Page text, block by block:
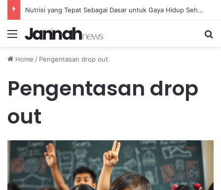
Nutrisi yang Tepat Sebagai Dasar untuk Gaya Hidup Sehat dan Berkelanjutan
Menu
Home / Pengentasan drop out
Pengentasan drop
out